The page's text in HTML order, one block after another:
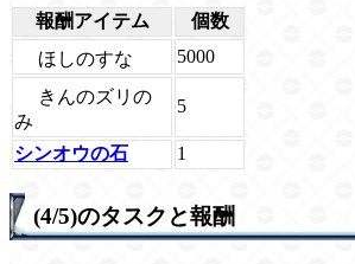
報酬アイテム
個数
ほしのすな
5000
きんのズリの
み
5
シンオウの石 1
(4/5)のタスクと報酬